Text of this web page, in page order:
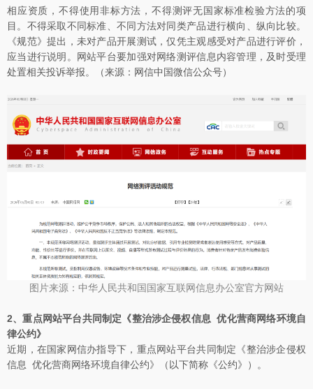
相应资质，不得使用非标方法，不得测评无国家标准检验方法的项
目。不得采取不同标准、不同方法对同类产品进行横向、纵向比较。
《规范》提出，未对产品开展测试，仅凭主观感受对产品进行评价，
应当进行说明。网站平台要加强对网络测评信息内容管理，及时受理
处置相关投诉举报。（来源：网信中国微信公众号）
图片来源：中华人民共和国国家互联网信息办公室官方网站
2、重点网站平台共同制定《整治涉企侵权信息 优化营商网络环境自
律公约》
近期，在国家网信办指导下，重点网站平台共同制定《整治涉企侵权
信息 优化营商网络环境自律公约》（以下简称《公约》）。